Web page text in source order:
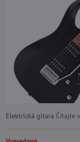
Elektrická gitara Čítajte